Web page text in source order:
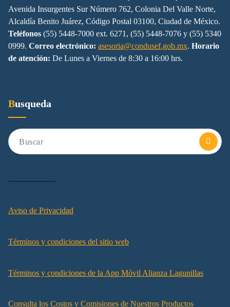
Avenida Insurgentes Sur Número 762, Colonia Del Valle Norte,
Alcaldía Benito Juárez, Código Postal 03100, Ciudad de México.
Teléfonos (55) 5448-7000 ext. 6271, (55) 5448-7076 y (55) 5340
0999. Correo electrónico: asesoria@condusef.gob.mx. Horario
de atención: De Lunes a Viernes de 8:30 a 16:00 hrs.
Busqueda
Aviso de Privacidad
Términos y condiciones del sitio web
Términos y condiciones de la App Móvil Alianza Lagunillas
Consulta los Costos y Comisiones de Nuestros Productos